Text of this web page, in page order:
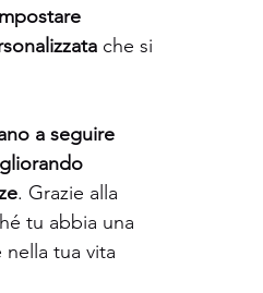
che si
a seguire
. Grazie alla
tu abbia una
tua vita